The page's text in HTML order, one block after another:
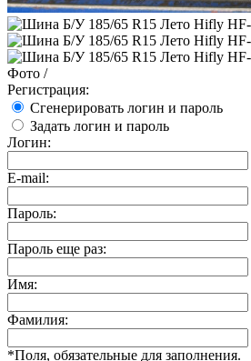
Фото /
Регистрация:
Сгенерировать логин и пароль
Задать логин и пароль
Логин:
E-mail:
Пароль:
Пароль еще раз:
Имя:
Фамилия:
*Поля, обязательные для заполнения.